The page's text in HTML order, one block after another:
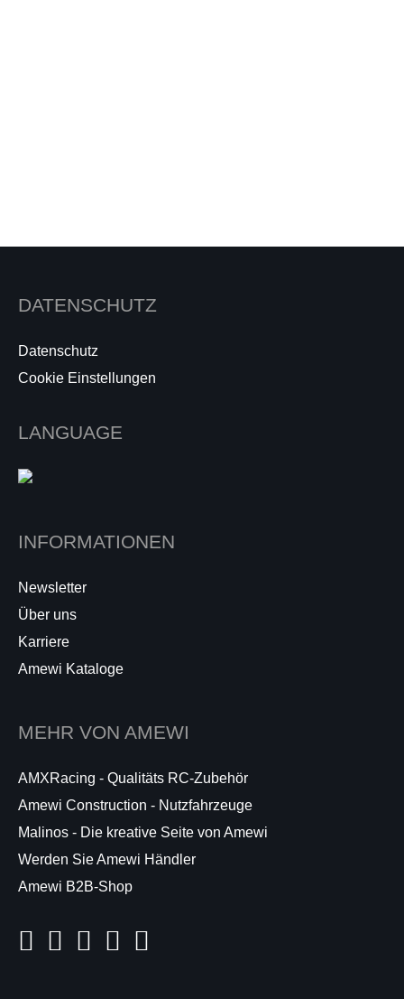
DATENSCHUTZ
Datenschutz
Cookie Einstellungen
LANGUAGE
INFORMATIONEN
Newsletter
Über uns
Karriere
Amewi Kataloge
MEHR VON AMEWI
AMXRacing - Qualitäts RC-Zubehör
Amewi Construction - Nutzfahrzeuge
Malinos - Die kreative Seite von Amewi
Werden Sie Amewi Händler
Amewi B2B-Shop